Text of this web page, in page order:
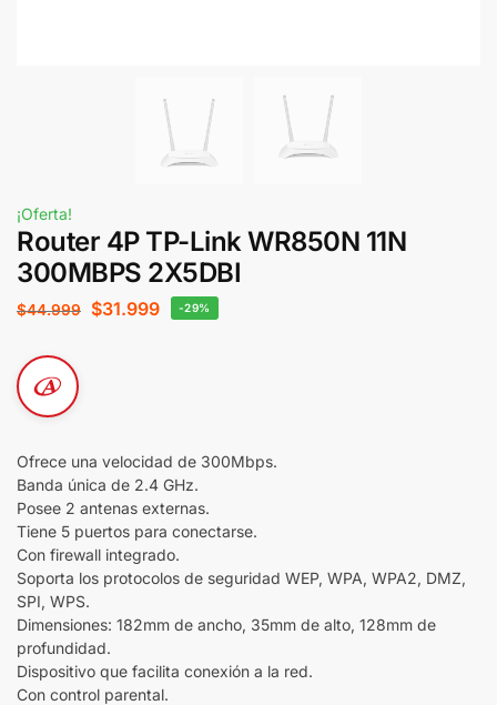
¡Oferta!
Router 4P TP-Link WR850N 11N
300MBPS 2X5DBI
$44.999 $31.999 -29%
Ofrece una velocidad de 300Mbps.
Banda única de 2.4 GHz.
Posee 2 antenas externas.
Tiene 5 puertos para conectarse.
Con firewall integrado.
Soporta los protocolos de seguridad WEP, WPA, WPA2, DMZ,
SPI, WPS.
Dimensiones: 182mm de ancho, 35mm de alto, 128mm de
profundidad.
Dispositivo que facilita conexión a la red.
Con control parental.